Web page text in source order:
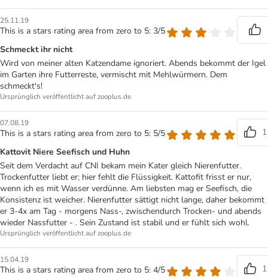
25.11.19
This is a stars rating area from zero to 5: 3/5
Schmeckt ihr nicht
Wird von meiner alten Katzendame ignoriert. Abends bekommt der Igel
im Garten ihre Futterreste, vermischt mit Mehlwürmern. Dem
schmeckt's!
Ursprünglich veröffentlicht auf zooplus.de
07.08.19
This is a stars rating area from zero to 5: 5/5
1
Kattovit Niere Seefisch und Huhn
Seit dem Verdacht auf CNI bekam mein Kater gleich Nierenfutter.
Trockenfutter liebt er; hier fehlt die Flüssigkeit. Kattofit frisst er nur,
wenn ich es mit Wasser verdünne. Am liebsten mag er Seefisch, die
Konsistenz ist weicher. Nierenfutter sättigt nicht lange, daher bekommt
er 3-4x am Tag - morgens Nass-, zwischendurch Trocken- und abends
wieder Nassfutter - . Sein Zustand ist stabil und er fühlt sich wohl.
Ursprünglich veröffentlicht auf zooplus.de
15.04.19
This is a stars rating area from zero to 5: 4/5
1